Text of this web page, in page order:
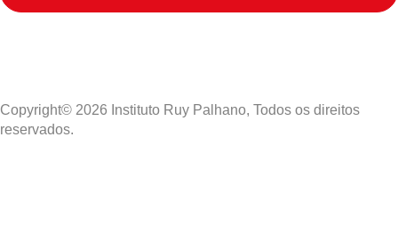
Copyright© 2026 Instituto Ruy Palhano, Todos os direitos
reservados.